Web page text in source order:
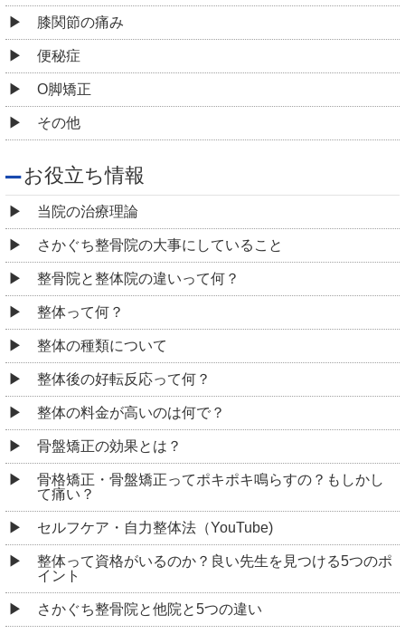
膝関節の痛み
便秘症
O脚矯正
その他
お役立ち情報
当院の治療理論
さかぐち整骨院の大事にしていること
整骨院と整体院の違いって何？
整体って何？
整体の種類について
整体後の好転反応って何？
整体の料金が高いのは何で？
骨盤矯正の効果とは？
骨格矯正・骨盤矯正ってポキポキ鳴らすの？もしかし
て痛い？
セルフケア・自力整体法（YouTube)
整体って資格がいるのか？良い先生を見つける5つのポ
イント
さかぐち整骨院と他院と5つの違い